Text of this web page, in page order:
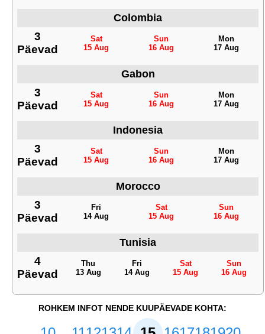
Colombia
3
Päevad
Sat
15 Aug
Sun
16 Aug
Mon
17 Aug
Gabon
3
Päevad
Sat
15 Aug
Sun
16 Aug
Mon
17 Aug
Indonesia
3
Päevad
Sat
15 Aug
Sun
16 Aug
Mon
17 Aug
Morocco
3
Päevad
Fri
14 Aug
Sat
15 Aug
Sun
16 Aug
Tunisia
4
Päevad
Thu
13 Aug
Fri
14 Aug
Sat
15 Aug
Sun
16 Aug
ROHKEM INFOT NENDE KUUPÄEVADE KOHTA: